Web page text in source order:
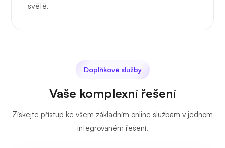
světě.
Doplňkové služby
Vaše komplexní řešení
Získejte přístup ke všem základním online službám v jednom
integrovaném řešení.